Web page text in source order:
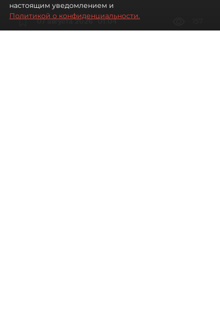
07 августа 2026 01:04
настоящим уведомлением и
Политикой о конфиденциальности.